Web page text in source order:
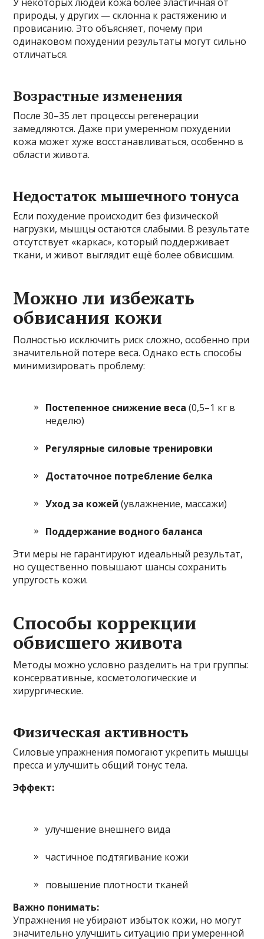
природы, у других — склонна к растяжению и
провисанию. Это объясняет, почему при
одинаковом похудении результаты могут сильно
отличаться.
Возрастные изменения
После 30–35 лет процессы регенерации
замедляются. Даже при умеренном похудении
кожа может хуже восстанавливаться, особенно в
области живота.
Недостаток мышечного тонуса
Если похудение происходит без физической
нагрузки, мышцы остаются слабыми. В результате
отсутствует «каркас», который поддерживает
ткани, и живот выглядит ещё более обвисшим.
Можно ли избежать
обвисания кожи
Полностью исключить риск сложно, особенно при
значительной потере веса. Однако есть способы
минимизировать проблему:
Постепенное снижение веса (0,5–1 кг в
неделю)
Регулярные силовые тренировки
Достаточное потребление белка
Уход за кожей (увлажнение, массажи)
Поддержание водного баланса
Эти меры не гарантируют идеальный результат,
но существенно повышают шансы сохранить
упругость кожи.
Способы коррекции
обвисшего живота
Методы можно условно разделить на три группы:
консервативные, косметологические и
хирургические.
Физическая активность
Силовые упражнения помогают укрепить мышцы
пресса и улучшить общий тонус тела.
Эффект:
улучшение внешнего вида
частичное подтягивание кожи
повышение плотности тканей
Важно понимать:
Упражнения не убирают избыток кожи, но могут
значительно улучшить ситуацию при умеренной